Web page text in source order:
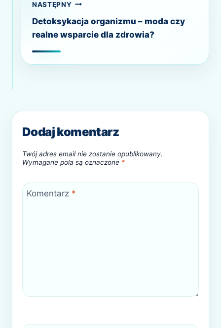
Fizjoterapia
dzieci –
zdrowy
dobre życie
NASTĘPNY
Detoksykacja organizmu – moda czy
realne wsparcie dla zdrowia?
Dodaj komentarz
Twój adres email nie zostanie opublikowany.
Wymagane pola są oznaczone *
Komentarz *